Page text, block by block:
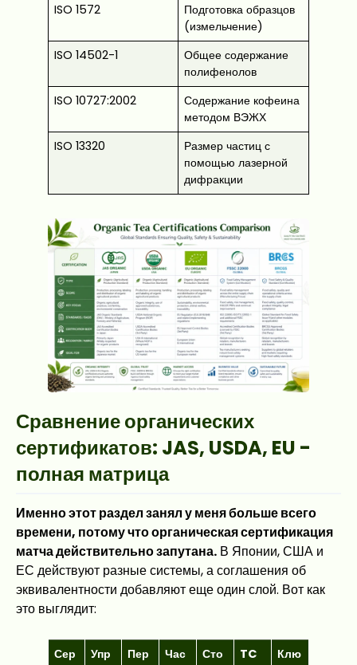
ISO 1572
Подготовка образцов
(измельчение)
ISO 14502-1
Общее содержание
полифенолов
ISO 10727:2002
Содержание кофеина
методом ВЭЖХ
ISO 13320
Размер частиц с
помощью лазерной
дифракции
Сравнение органических
сертификатов: JAS, USDA, EU -
полная матрица
Именно этот раздел занял у меня больше всего
времени, потому что органическая сертификация
матча действительно запутана. В Японии, США и
ЕС действуют разные системы, а соглашения об
эквивалентности добавляют еще один слой. Вот как
это выглядит:
Сер
Упр
Пер
Час
Сто
TC
Клю